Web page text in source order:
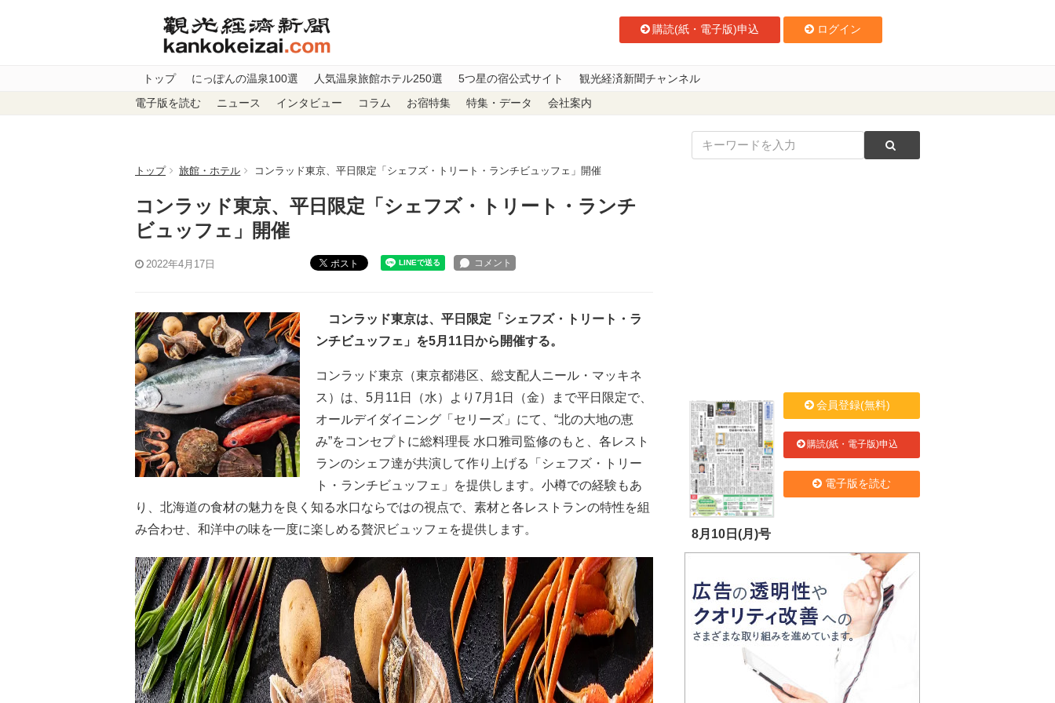
購読(紙・電子版)申込 ログイン
トップ にっぽんの温泉100選 人気温泉旅館ホテル250選 5つ星の宿公式サイト 観光経済新聞チャンネル
電子版を読む ニュース インタビュー コラム お宿特集 特集・データ 会社案内
トップ 旅館・ホテル コンラッド東京、平日限定「シェフズ・トリート・ランチビュッフェ」開催
コンラッド東京、平日限定「シェフズ・トリート・ランチ
ビュッフェ」開催
2022年4月17日 ポスト
コンラッド東京は、平日限定「シェフズ・トリート・ラ
ンチビュッフェ」を5月11日から開催する。
コンラッド東京（東京都港区、総支配人ニール・マッキネ
ス）は、5月11日（水）より7月1日（金）まで平日限定で、
オールデイダイニング「セリーズ」にて、“北の大地の恵
み”をコンセプトに総料理長 水口雅司監修のもと、各レスト
ランのシェフ達が共演して作り上げる「シェフズ・トリー
ト・ランチビュッフェ」を提供します。小樽での経験もあ
り、北海道の食材の魅力を良く知る水口ならではの視点で、素材と各レストランの特性を組
み合わせ、和洋中の味を一度に楽しめる贅沢ビュッフェを提供します。
8月10日(月)号
会員登録(無料)
購読(紙・電子版)申込
電子版を読む